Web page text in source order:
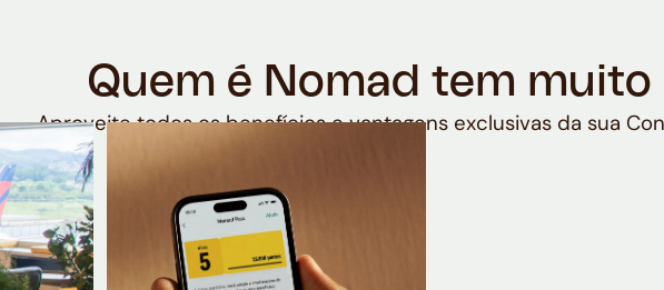
Quem é Nomad tem muito
Aproveite todos os benefícios e vantagens exclusivas da sua